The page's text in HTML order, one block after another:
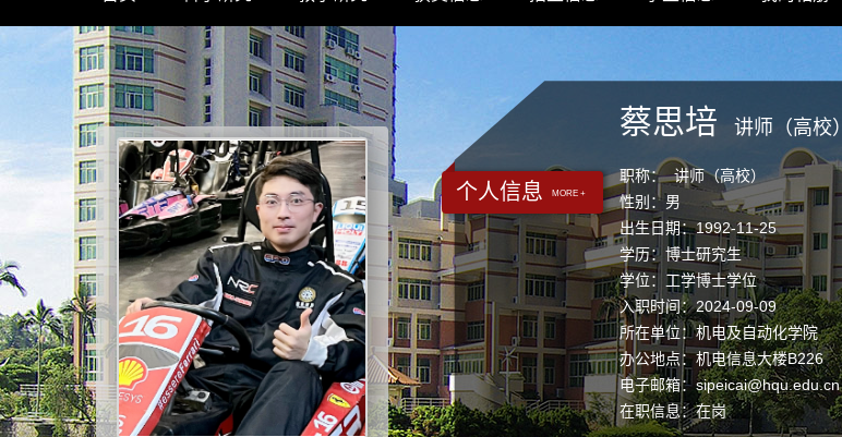
个人信息 MORE +
蔡思培 讲师（高校）
职称： 讲师（高校）
性别：男
出生日期：1992-11-25
学历：博士研究生
学位：工学博士学位
入职时间：2024-09-09
所在单位：机电及自动化学院
办公地点：机电信息大楼B226
电子邮箱：sipeicai@hqu.edu.cn
在职信息：在岗